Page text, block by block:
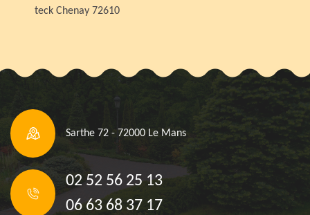
teck Chenay 72610
Sarthe 72 - 72000 Le Mans
02 52 56 25 13
06 63 68 37 17